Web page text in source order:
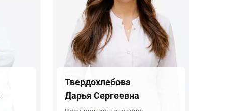
Твердохлебова
Дарья Сергеевна